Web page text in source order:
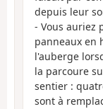
depuis leur
- Vous auriez
panneaux en
l'auberge
la parcoure
sentier :
sont à